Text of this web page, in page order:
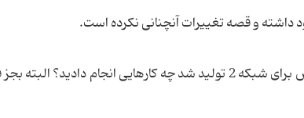
و قصه تغییرات آنچنانی نكرده است.
بعد از نوشتن فیلمنامه مثل هیچ‌كس كه چند سال پیش برای شبكه 2 تولید شد چه كارهایی انجام